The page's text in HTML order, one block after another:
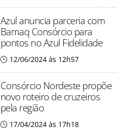
Azul anuncia parceria com
Bamaq Consórcio para
pontos no Azul Fidelidade
12/06/2024 às 12h57
Consórcio Nordeste propõe
novo roteiro de cruzeiros
pela região
17/04/2024 às 17h18